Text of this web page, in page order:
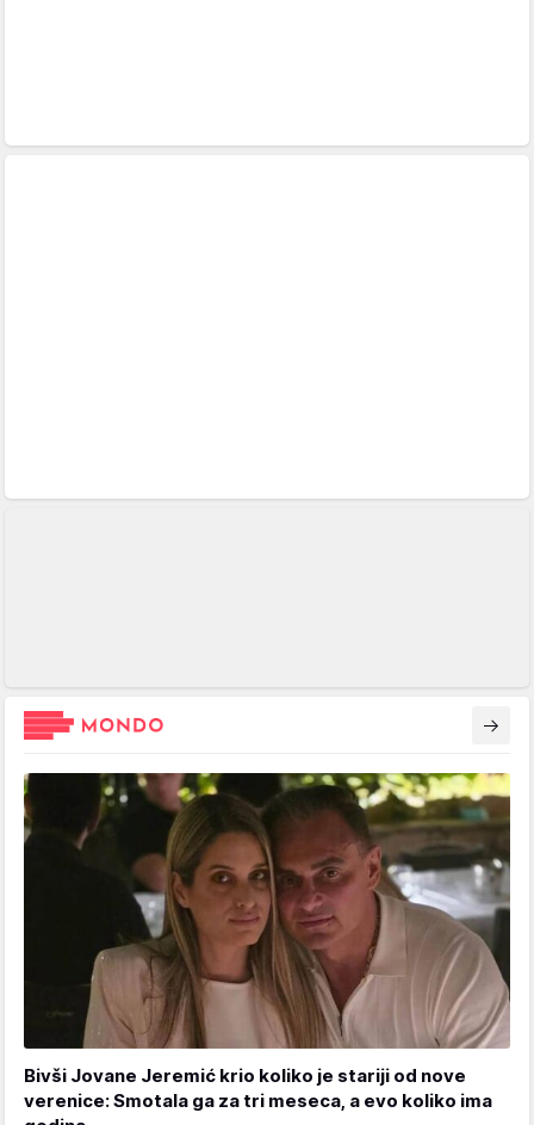
Bivši Jovane Jeremić krio koliko je stariji od nove
verenice: Smotala ga za tri meseca, a evo koliko ima